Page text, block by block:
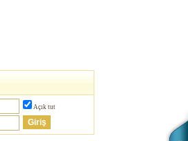
Açık tut